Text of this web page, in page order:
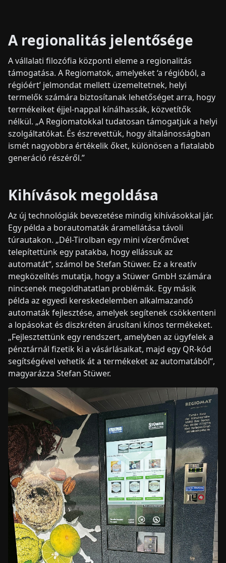
A regionalitás jelentősége
A vállalati filozófia központi eleme a regionalitás
támogatása. A Regiomatok, amelyeket ‘a régióból, a
régióért’ jelmondat mellett üzemeltetnek, helyi
termelők számára biztosítanak lehetőséget arra, hogy
termékeiket éjjel-nappal kínálhassák, közvetítők
nélkül. „A Regiomatokkal tudatosan támogatjuk a helyi
szolgáltatókat. És észrevettük, hogy általánosságban
ismét nagyobbra értékelik őket, különösen a fiatalabb
generáció részéről.”
Kihívások megoldása
Az új technológiák bevezetése mindig kihívásokkal jár.
Egy példa a borautomaták áramellátása távoli
túrautakon. „Dél-Tirolban egy mini vízerőművet
telepítettünk egy patakba, hogy ellássuk az
automatát“, számol be Stefan Stüwer. Ez a kreatív
megközelítés mutatja, hogy a Stüwer GmbH számára
nincsenek megoldhatatlan problémák. Egy másik
példa az egyedi kereskedelemben alkalmazandó
automaták fejlesztése, amelyek segítenek csökkenteni
a lopásokat és diszkréten árusítani kínos termékeket.
„Fejlesztettünk egy rendszert, amelyben az ügyfelek a
pénztárnál fizetik ki a vásárlásaikat, majd egy QR-kód
segítségével vehetik át a termékeket az automatából“,
magyarázza Stefan Stüwer.